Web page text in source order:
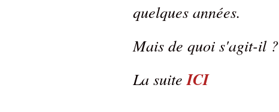
quelques années.
Mais de quoi s'agit-il ?
La suiteICI